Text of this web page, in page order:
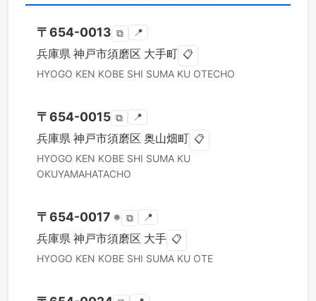
〒654-0013 ⧉ 📍
兵庫県 神戸市須磨区 大手町 📋
HYOGO KEN KOBE SHI SUMA KU OTECHO
〒654-0015 ⧉ 📍
兵庫県 神戸市須磨区 奥山畑町 📋
HYOGO KEN KOBE SHI SUMA KU
OKUYAMAHATACHO
〒654-0017 ※ ⧉ 📍
兵庫県 神戸市須磨区 大手 📋
HYOGO KEN KOBE SHI SUMA KU OTE